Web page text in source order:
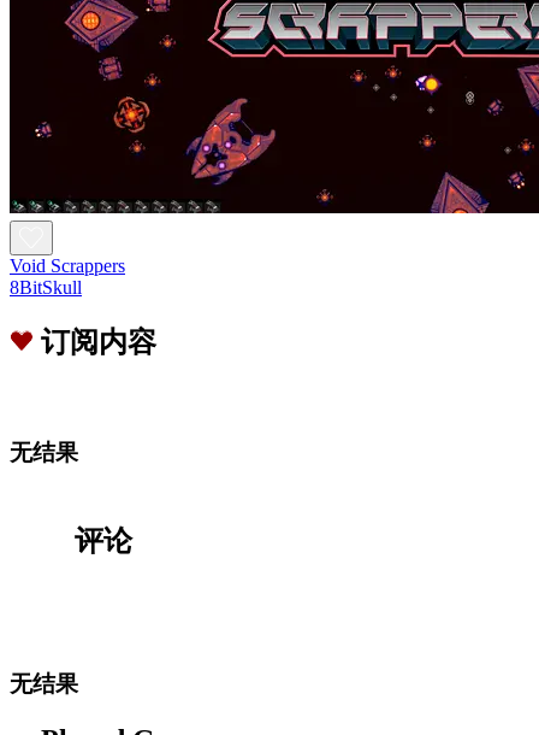
Void Scrappers
8BitSkull
订阅内容
无结果
评论
无结果